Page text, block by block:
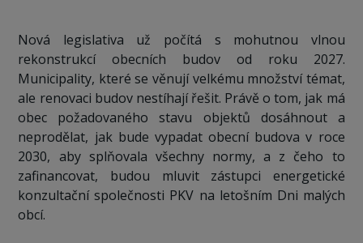
Nová legislativa už počítá s mohutnou vlnou
rekonstrukcí obecních budov od roku 2027.
Municipality, které se věnují velkému množství témat,
ale renovaci budov nestíhají řešit. Právě o tom, jak má
obec požadovaného stavu objektů dosáhnout a
neprodělat, jak bude vypadat obecní budova v roce
2030, aby splňovala všechny normy, a z čeho to
zafinancovat, budou mluvit zástupci energetické
konzultační společnosti PKV na letošním Dni malých
obcí.